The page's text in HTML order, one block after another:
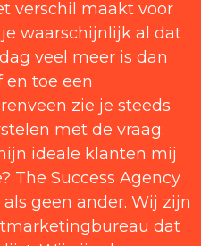
verschil maakt voor
waarschijnlijk al dat
veel meer is dan
en toe een
zie je steeds
met de vraag:
ideale klanten mij
The Success Agency
geen ander. Wij zijn
dat